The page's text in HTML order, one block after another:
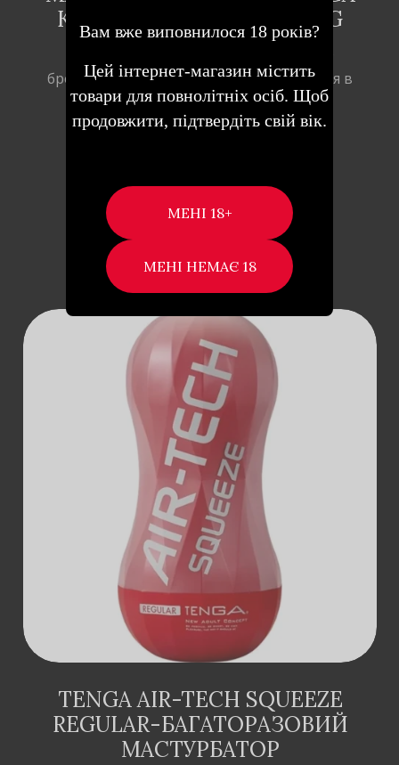
KEITH HARING DANCE EGG
бренду Tenga. Малюнок перетворюється в
…
ДОДАТИ В КОШИК
ДОДАТИ В
КОШИК
TENGA AIR-TECH SQUEEZE
REGULAR-БАГАТОРАЗОВИЙ
МАСТУРБАТОР
Вам вже виповнилося 18 років?
Цей інтернет-магазин містить
товари для повнолітніх осіб. Щоб
продовжити, підтвердіть свій вік.